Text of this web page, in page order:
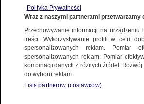
śniegu
METEO
Obama dozbroi
rebeliantów? "Rozpatrzymy
wszystkie opcje"
Polityka Prywatności
Wraz z naszymi partnerami przetwarzamy
Przechowywanie informacji na
treści. Wykorzystywanie profili w celu
spersonalizowanych reklam. Pomiar
spersonalizowanych reklam. Pomiar
kombinacji danych z różnych źródeł.
do wyboru reklam.
Lista partnerów (dostawców)